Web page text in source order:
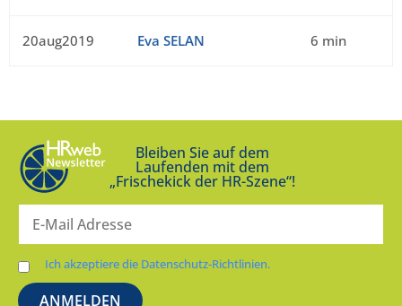
20aug2019 Eva SELAN 6 min
Bleiben Sie auf dem
Laufenden mit dem
„Frischekick der HR-Szene“!
Ich akzeptiere die Datenschutz-Richtlinien.